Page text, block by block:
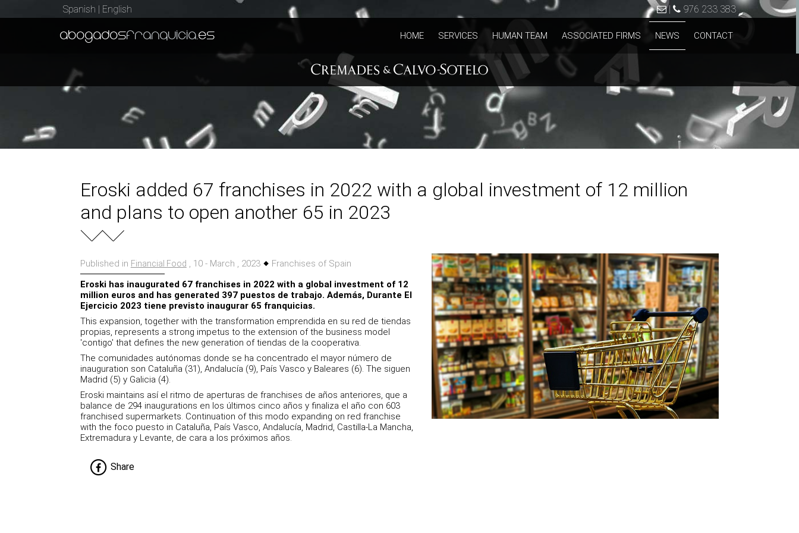
Spanish | English | 976 233 383
abogadosfranquicia.es HOME SERVICES HUMAN TEAM ASSOCIATED FIRMS NEWS CONTACT
Eroski added 67 franchises in 2022 with a global investment of 12 million
and plans to open another 65 in 2023
Published in Financial Food , 10 - March , 2023
Franchises of Spain
Eroski has inaugurated 67 franchises in 2022 with a global investment of 12
million euros and has generated 397 puestos de trabajo. Además, Durante El
Ejercicio 2023 tiene previsto inaugurar 65 franquicias.
This expansion, together with the transformation emprendida en su red de tiendas
propias, represents a strong impetus to the extension of the business model
'contigo' that defines the new generation of tiendas de la cooperativa.
The comunidades autónomas donde se ha concentrado el mayor número de
inauguration son Cataluña (31), Andalucía (9), País Vasco y Baleares (6). The siguen
Madrid (5) y Galicia (4).
Eroski maintains así el ritmo de aperturas de franchises de años anteriores, que a
balance de 294 inaugurations en los últimos cinco años y finaliza el año con 603
franchised supermarkets. Continuation of this modo expanding on red franchise
with the foco puesto in Cataluña, País Vasco, Andalucía, Madrid, Castilla-La Mancha,
Extremadura y Levante, de cara a los próximos años.
Share